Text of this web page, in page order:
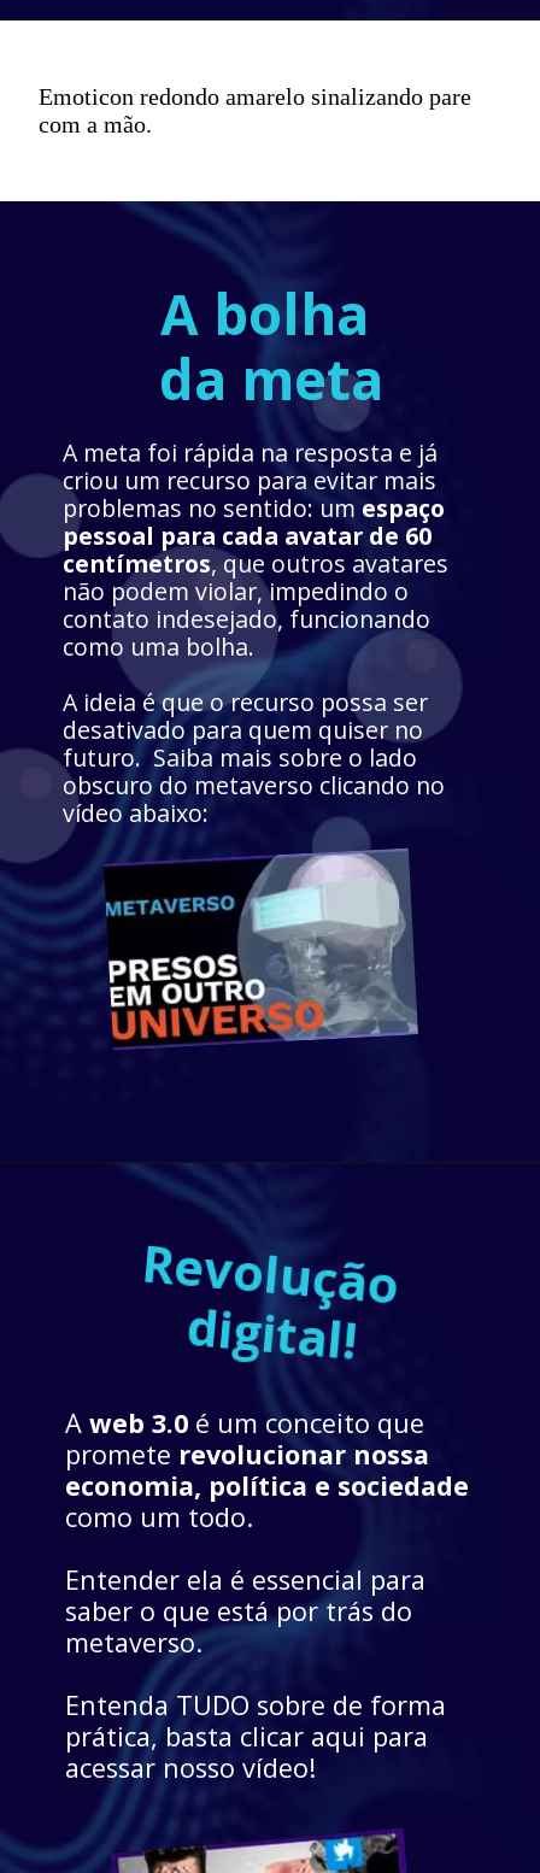
Emoticon redondo amarelo sinalizando pare
com a mão.
A meta foi rápida na resposta e já
criou um recurso para evitar mais
problemas no sentido: um espaço
pessoal para cada avatar de 60
centímetros, que outros avatares
não podem violar, impedindo o
contato indesejado, funcionando
como uma bolha.
A ideia é que o recurso possa ser
desativado para quem quiser no
futuro.  Saiba mais sobre o lado
obscuro do metaverso clicando no
vídeo abaixo:
A bolha
da meta
A web 3.0 é um conceito que
promete revolucionar nossa
economia, política e sociedade
como um todo.
Entender ela é essencial para
saber o que está por trás do
metaverso.
Entenda TUDO sobre de forma
prática, basta clicar aqui para
acessar nosso vídeo!
Revolução
digital!